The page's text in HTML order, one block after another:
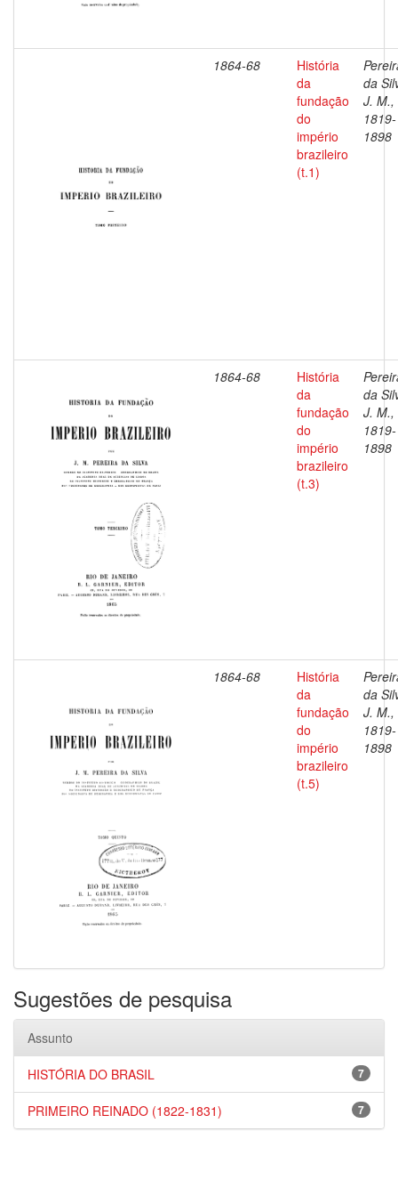
1864-68
História
da
fundação
do
império
brazileiro
(t.1)
da
J. M.,
1819-
1898
1864-68
História
da
fundação
do
império
brazileiro
(t.3)
da
J. M.,
1819-
1898
1864-68
História
da
fundação
do
império
brazileiro
(t.5)
da
J. M.,
1819-
1898
Sugestões de pesquisa
Assunto
7
HISTÓRIA DO BRASIL
7
PRIMEIRO REINADO (1822-1831)